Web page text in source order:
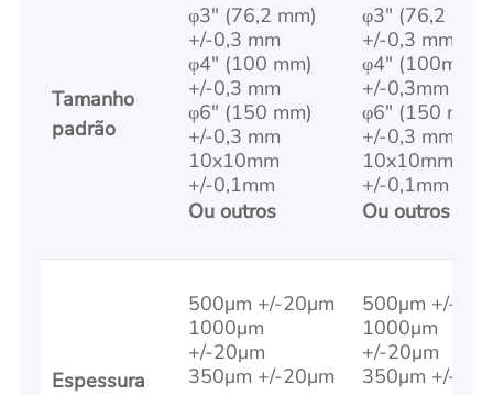
Tamanho
padrão
φ3" (76,2 mm)
+/-0,3 mm
φ4" (100 mm)
+/-0,3 mm
φ6" (150 mm)
+/-0,3 mm
10x10mm
+/-0,1mm
Ou outros
φ3" (76,2 mm)
+/-0,3 mm
φ4" (100mm)
+/-0,3mm
φ6" (150 mm)
+/-0,3 mm
10x10mm
+/-0,1mm
Ou outros
Espessura
500μm +/-20μm
1000μm
+/-20μm
350μm +/-20μm
500μm +/-
1000μm
+/-20μm
350μm +/-